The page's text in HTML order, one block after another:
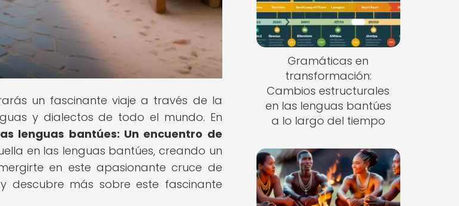
un fascinante viaje a través de la
y dialectos de todo el mundo. En
lenguas bantúes: Un encuentro de
en las lenguas bantúes, creando un
en este apasionante cruce de
descubre más sobre este fascinante
Gramáticas en
transformación:
Cambios estructurales
en las lenguas bantúes
a lo largo del tiempo